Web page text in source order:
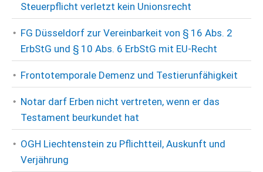
Steuerpflicht verletzt kein Unionsrecht
FG Düsseldorf zur Vereinbarkeit von § 16 Abs. 2
ErbStG und § 10 Abs. 6 ErbStG mit EU-Recht
Frontotemporale Demenz und Testierunfähigkeit
Notar darf Erben nicht vertreten, wenn er das
Testament beurkundet hat
OGH Liechtenstein zu Pflichtteil, Auskunft und
Verjährung